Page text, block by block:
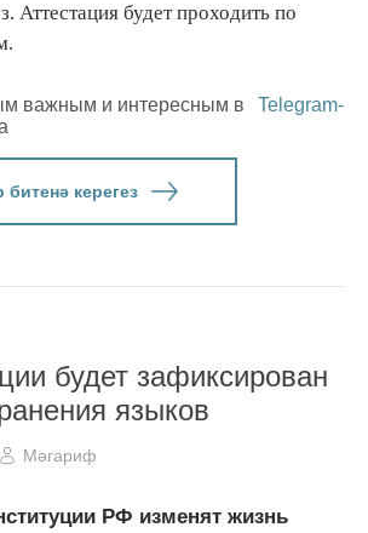
Аттестация будет проходить по
важным и интересным в
Telegram-
керегез
будет зафиксирован
языков
Мәгариф
РФ изменят жизнь